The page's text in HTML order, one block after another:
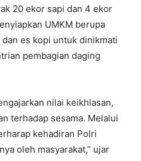
20 ekor sapi dan 4 ekor
UMKM berupa
es kopi untuk dinikmati
pembagian daging
nilai keikhlasan,
terhadap sesama. Melalui
kehadiran Polri
oleh masyarakat,” ujar